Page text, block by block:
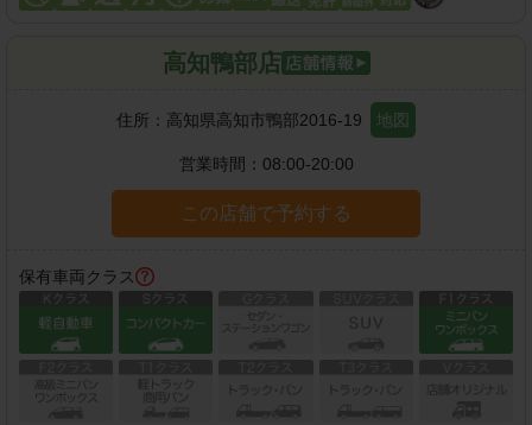
高知鴨部店
住所： 高知県高知市鴨部2016-19 地図
営業時間： 08:00-20:00
この店舗で予約する
保有車両クラス